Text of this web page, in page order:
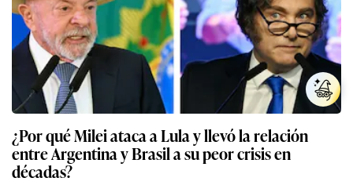
¿Por qué Milei ataca a Lula y llevó la relación
entre Argentina y Brasil a su peor crisis en
décadas?